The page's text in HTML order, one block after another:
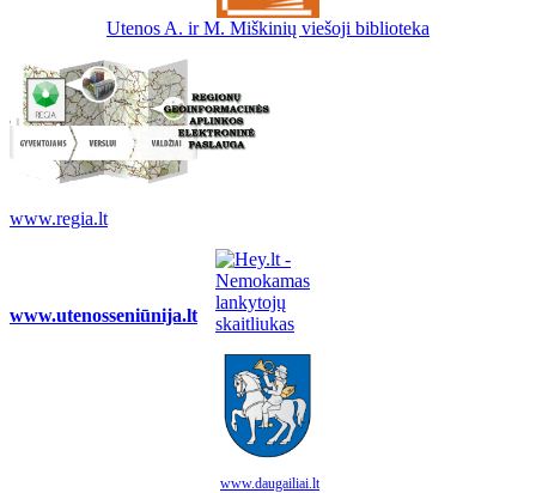
Utenos A. ir M. Miškinių viešoji biblioteka
www.regia.lt
www.utenosseniūnija.lt
www.daugailiai.lt